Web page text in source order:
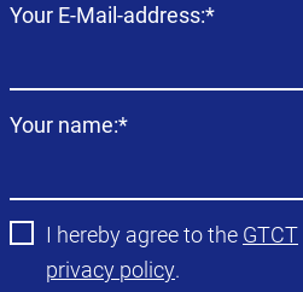
Champ
Your E-Mail-address:*
Champ
Your name:*
I hereby agree to the GTCT
privacy policy.